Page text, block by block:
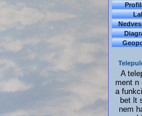
A
ment n
a
bet lt
nem